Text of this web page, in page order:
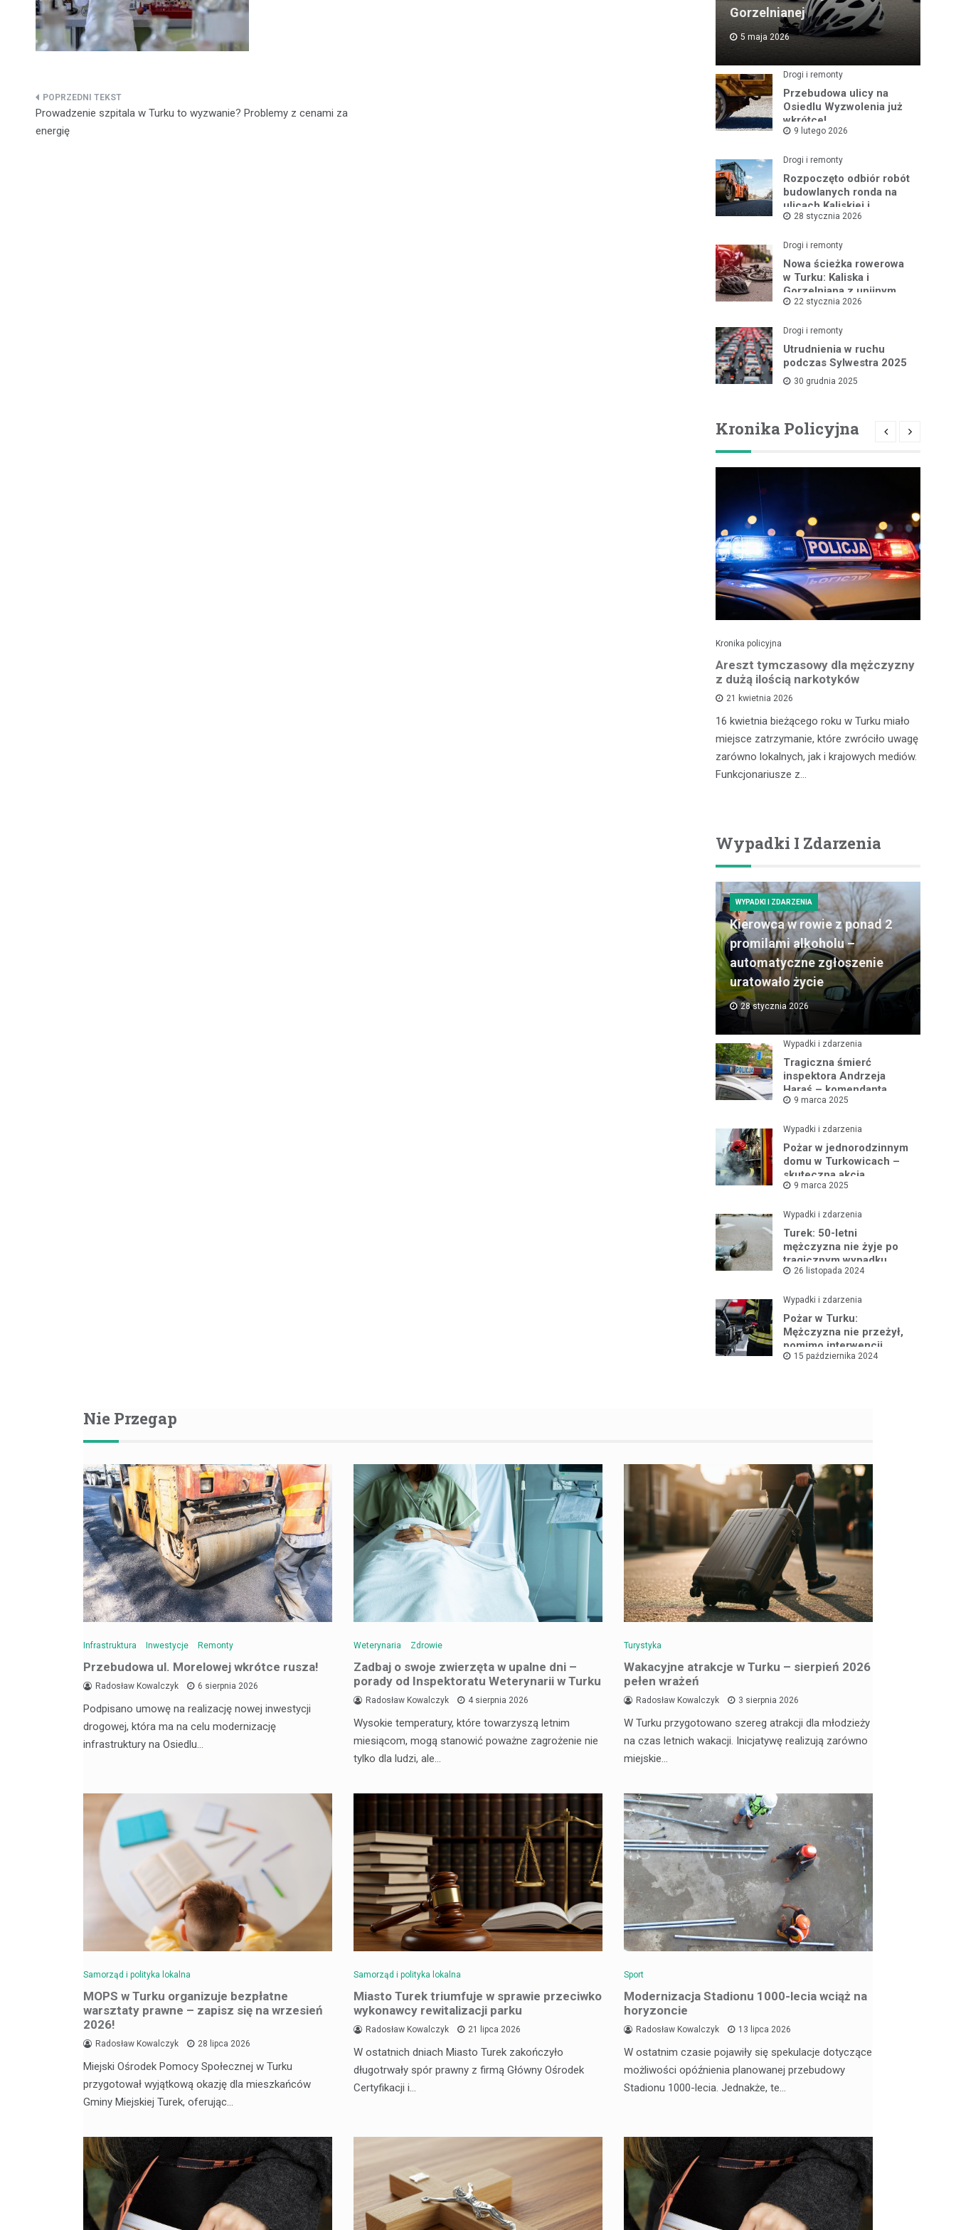
Nawigacja
wpisu
Prowadzenie szpitala w Turku to wyzwanie? Problemy z cenami za
energię
Gorzelnianej
5 maja 2026
Drogi i remonty
Przebudowa ulicy na
Osiedlu Wyzwolenia już
wkrótce!
9 lutego 2026
Drogi i remonty
Rozpoczęto odbiór robót
budowlanych ronda na
ulicach Kaliskiej i
Młodych
28 stycznia 2026
Drogi i remonty
Nowa ścieżka rowerowa
w Turku: Kaliska i
Gorzelniana z unijnym
wsparciem
22 stycznia 2026
Drogi i remonty
Utrudnienia w ruchu
podczas Sylwestra 2025
30 grudnia 2025
Kronika Policyjna
Kronika policyjna
Areszt tymczasowy dla mężczyzny
z dużą ilością narkotyków
21 kwietnia 2026
16 kwietnia bieżącego roku w Turku miało
miejsce zatrzymanie, które zwróciło uwagę
zarówno lokalnych, jak i krajowych mediów.
Funkcjonariusze z…
Wypadki I Zdarzenia
WYPADKI I ZDARZENIA
Kierowca w rowie z ponad 2
promilami alkoholu –
automatyczne zgłoszenie
uratowało życie
28 stycznia 2026
Wypadki i zdarzenia
Tragiczna śmierć
inspektora Andrzeja
Haraś – komendanta
policji w Turku po kolizji z
9 marca 2025
Wypadki i zdarzenia
Pożar w jednorodzinnym
domu w Turkowicach –
skuteczna akcja
strażaków uniemożliwiła
rozprzestrzenianie się
ognia
9 marca 2025
Wypadki i zdarzenia
Turek: 50-letni
mężczyzna nie żyje po
tragicznym wypadku
samochodowym
26 listopada 2024
Wypadki i zdarzenia
Pożar w Turku:
Mężczyzna nie przeżył,
pomimo interwencji
straży pożarnej
15 października 2024
Nie Przegap
Infrastruktura Inwestycje Remonty
Przebudowa ul. Morelowej wkrótce rusza!
Radosław Kowalczyk 6 sierpnia 2026
Podpisano umowę na realizację nowej inwestycji
drogowej, która ma na celu modernizację
infrastruktury na Osiedlu…
Weterynaria Zdrowie
Zadbaj o swoje zwierzęta w upalne dni –
porady od Inspektoratu Weterynarii w Turku
Radosław Kowalczyk 4 sierpnia 2026
Wysokie temperatury, które towarzyszą letnim
miesiącom, mogą stanowić poważne zagrożenie nie
tylko dla ludzi, ale…
Turystyka
Wakacyjne atrakcje w Turku – sierpień 2026
pełen wrażeń
Radosław Kowalczyk 3 sierpnia 2026
W Turku przygotowano szereg atrakcji dla młodzieży
na czas letnich wakacji. Inicjatywę realizują zarówno
miejskie…
Samorząd i polityka lokalna
MOPS w Turku organizuje bezpłatne
warsztaty prawne – zapisz się na wrzesień
2026!
Radosław Kowalczyk 28 lipca 2026
Miejski Ośrodek Pomocy Społecznej w Turku
przygotował wyjątkową okazję dla mieszkańców
Gminy Miejskiej Turek, oferując…
Samorząd i polityka lokalna
Miasto Turek triumfuje w sprawie przeciwko
wykonawcy rewitalizacji parku
Radosław Kowalczyk 21 lipca 2026
W ostatnich dniach Miasto Turek zakończyło
długotrwały spór prawny z firmą Główny Ośrodek
Certyfikacji i…
Sport
Modernizacja Stadionu 1000-lecia wciąż na
horyzoncie
Radosław Kowalczyk 13 lipca 2026
W ostatnim czasie pojawiły się spekulacje dotyczące
możliwości opóźnienia planowanej przebudowy
Stadionu 1000-lecia. Jednakże, te…